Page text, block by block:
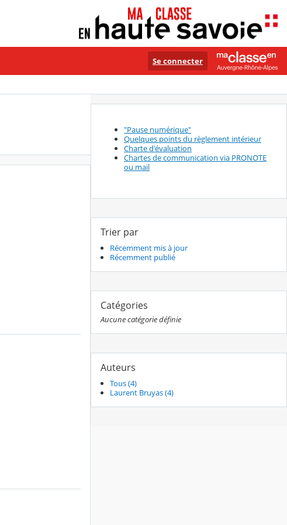
Se connecter
"Pause numérique"
Quelques points du règlement intérieur
Charte d'évaluation
Chartes de communication via PRONOTE
ou mail
Trier par
Récemment mis à jour
Récemment publié
Catégories
Aucune catégorie définie
Auteurs
Tous (4)
Laurent Bruyas (4)